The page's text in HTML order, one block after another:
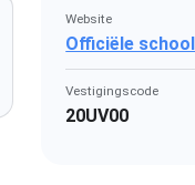
Website
Officiële
Vestigingscode
20UV00